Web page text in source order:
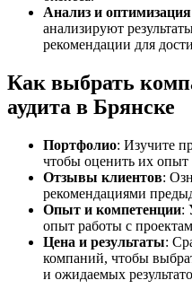
Анализ и оптимизация
анализируют
рекомендации для
Как выбрать
аудита в Брянске
Портфолио: Изучите
чтобы оценить их опыт
Отзывы клиентов:
рекомендациями
Опыт и компетенции:
опыт работы с
Цена и результаты:
компаний, чтобы
и ожидаемых